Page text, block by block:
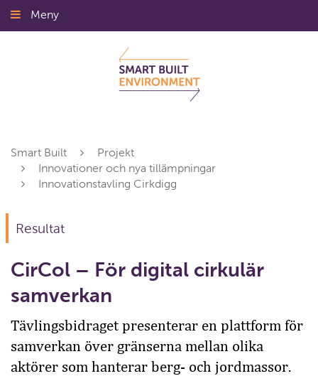
Gå
till
Meny
Smart Built
Projekt
Innovationer och nya tillämpningar
Innovationstavling Cirkdigg
Resultat
CirCol – För digital cirkulär
samverkan
Tävlingsbidraget presenterar en plattform för
samverkan över gränserna mellan olika
aktörer som hanterar berg- och jordmassor.